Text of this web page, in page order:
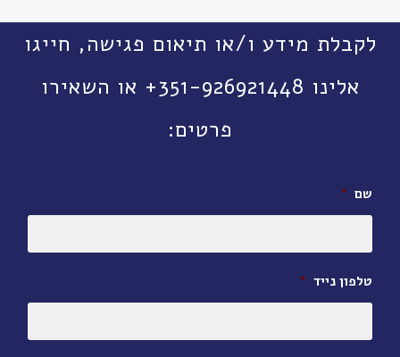
לקבלת מידע ו/או תיאום פגישה, חייגו
אלינו 351-926921448+ או השאירו
פרטים:
שם *
טלפון נייד *